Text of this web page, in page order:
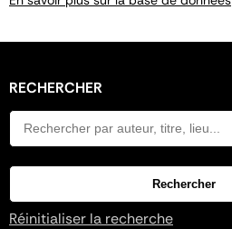
RECHERCHER
Réinitialiser la recherche